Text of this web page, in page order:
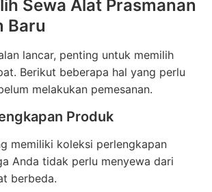
Sewa Alat Prasmanan
Baru
lancar, penting untuk memilih
Berikut beberapa hal yang perlu
melakukan pemesanan.
Produk
memiliki koleksi perlengkapan
Anda tidak perlu menyewa dari
berbeda.